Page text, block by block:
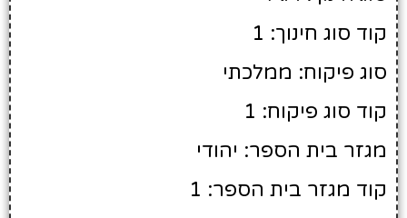
קוד סוג חינוך: 1
סוג פיקוח: ממלכתי
קוד סוג פיקוח: 1
מגזר בית הספר: יהודי
קוד מגזר בית הספר: 1